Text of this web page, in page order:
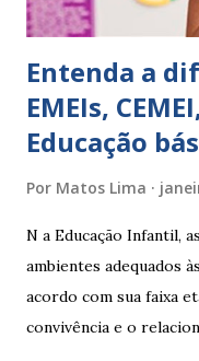
Entenda a
EMEIs,
Educação
Por Matos Lima
N a Educação Infantil,
ambientes adequados
acordo com sua faixa
convivência e o